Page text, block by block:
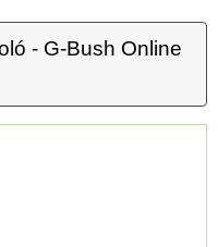
- G-Bush Online